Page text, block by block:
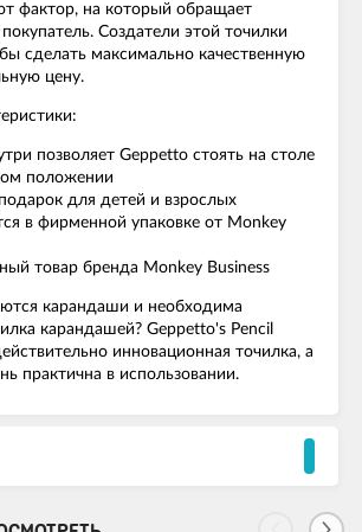
фактор, на который обращает
Создатели этой точилки
сделать максимально качественную
цену.
позволяет Geppetto стоять на столе
положении
для детей и взрослых
в фирменной упаковке от Monkey
товар бренда Monkey Business
карандаши и необходима
карандашей? Geppetto's Pencil
инновационная точилка, а
практична в использовании.